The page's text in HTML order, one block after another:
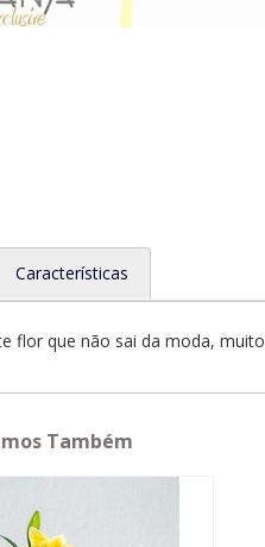
Características
flor que não sai da moda,
Também